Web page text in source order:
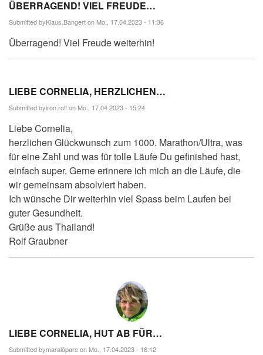
ÜBERRAGEND! VIEL FREUDE…
Submitted byKlaus.Bangerton Mo., 17.04.2023 - 11:36
Überragend! Viel Freude weiterhin!
LIEBE CORNELIA, HERZLICHEN…
Submitted byiron.rolfon Mo., 17.04.2023 - 15:24
Liebe Cornelia,
herzlichen Glückwunsch zum 1000. Marathon/Ultra, was
für eine Zahl und was für tolle Läufe Du gefinished hast,
einfach super. Gerne erinnere ich mich an die Läufe, die
wir gemeinsam absolviert haben.
Ich wünsche Dir weiterhin viel Spass beim Laufen bei
guter Gesundheit.
Grüße aus Thailand!
Rolf Graubner
LIEBE CORNELIA, HUT AB FÜR…
Submitted bymaralöpareon Mo., 17.04.2023 - 16:12